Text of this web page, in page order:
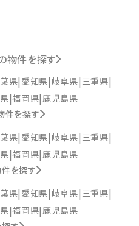
物件を探す
県 愛知県 岐阜県 三重県
福岡県 鹿児島県
件を探す
県 愛知県 岐阜県 三重県
福岡県 鹿児島県
を探す
県 愛知県 岐阜県 三重県
福岡県 鹿児島県